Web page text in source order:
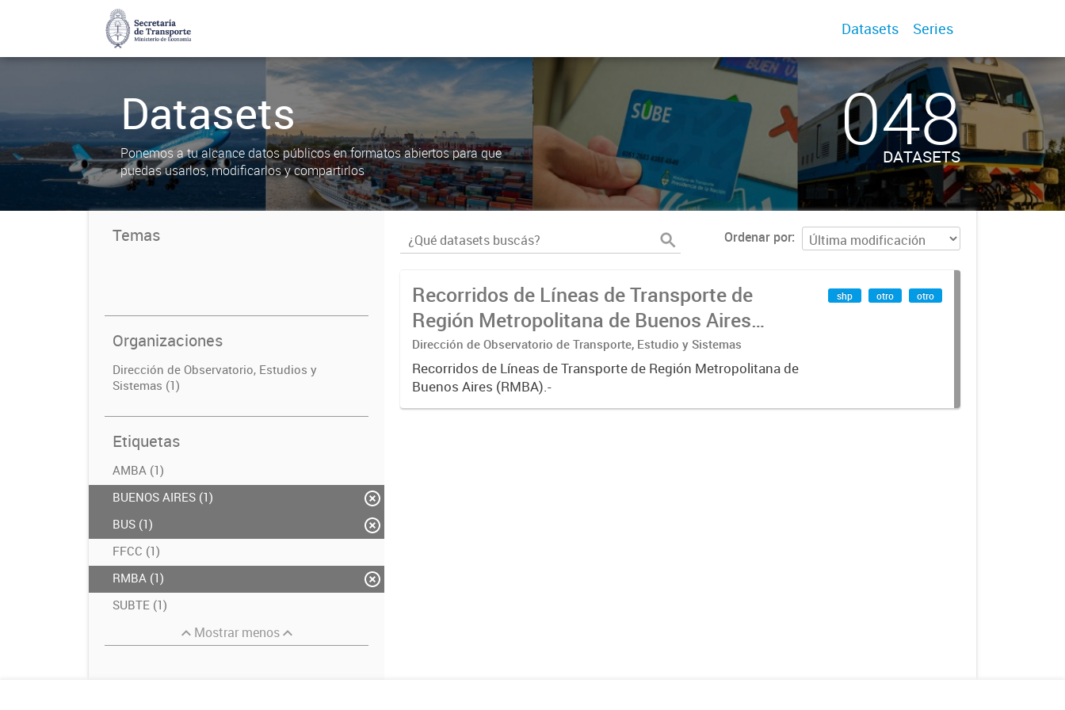
Datasets Series
Datasets
Ponemos a tu alcance datos públicos en formatos abiertos para que
puedas usarlos, modificarlos y compartirlos
048
DATASETS
Temas
Organizaciones
Dirección de Observatorio, Estudios y
Sistemas (1)
Etiquetas
AMBA (1)
BUENOS AIRES (1)
BUS (1)
FFCC (1)
RMBA (1)
SUBTE (1)
Mostrar menos
Ordenar por
Recorridos de Líneas de Transporte de
Región Metropolitana de Buenos Aires
(RMBA)
Dirección de Observatorio de Transporte, Estudio y Sistemas
Recorridos de Líneas de Transporte de Región Metropolitana de
Buenos Aires (RMBA).-
shp otro otro